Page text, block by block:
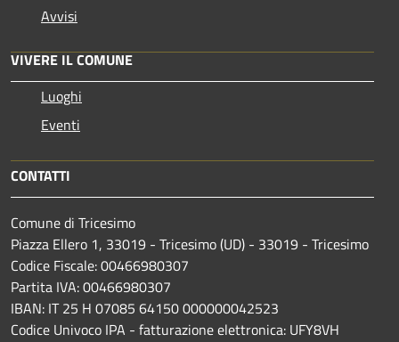
Avvisi
VIVERE IL COMUNE
Luoghi
Eventi
CONTATTI
Comune di Tricesimo
Piazza Ellero 1, 33019 - Tricesimo (UD) - 33019 - Tricesimo
Codice Fiscale: 00466980307
Partita IVA: 00466980307
IBAN: IT 25 H 07085 64150 000000042523
Codice Univoco IPA - fatturazione elettronica: UFY8VH